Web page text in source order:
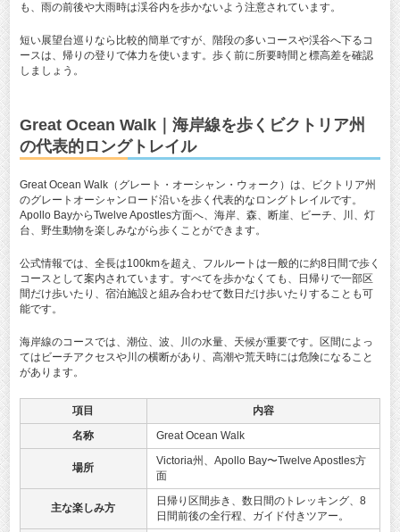
も、雨の前後や大雨時は渓谷内を歩かないよう注意されています。
短い展望台巡りなら比較的簡単ですが、階段の多いコースや渓谷へ下るコ
ースは、帰りの登りで体力を使います。歩く前に所要時間と標高差を確認
しましょう。
Great Ocean Walk｜海岸線を歩くビクトリア州
の代表的ロングトレイル
Great Ocean Walk（グレート・オーシャン・ウォーク）は、ビクトリア州
のグレートオーシャンロード沿いを歩く代表的なロングトレイルです。
Apollo BayからTwelve Apostles方面へ、海岸、森、断崖、ビーチ、川、灯
台、野生動物を楽しみながら歩くことができます。
公式情報では、全長は100kmを超え、フルルートは一般的に約8日間で歩く
コースとして案内されています。すべてを歩かなくても、日帰りで一部区
間だけ歩いたり、宿泊施設と組み合わせて数日だけ歩いたりすることも可
能です。
海岸線のコースでは、潮位、波、川の水量、天候が重要です。区間によっ
てはビーチアクセスや川の横断があり、高潮や荒天時には危険になること
があります。
項目
内容
名称
Great Ocean Walk
場所
Victoria州、Apollo Bay〜Twelve Apostles方
面
主な楽しみ方
日帰り区間歩き、数日間のトレッキング、8
日間前後の全行程、ガイド付きツアー。